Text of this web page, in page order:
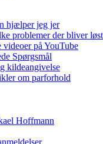
hjælper jeg jer
problemer der bliver
på YouTube
Spørgsmål
kildeangivelse
om parforhold
Hoffmann